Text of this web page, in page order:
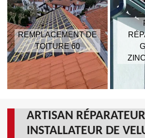
REMPLACEMENT DE
TOITURE 60
ARTISAN RÉPARATEUR
INSTALLATEUR DE